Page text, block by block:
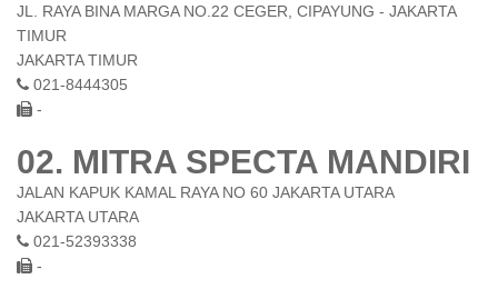
JL. RAYA BINA MARGA NO.22 CEGER, CIPAYUNG - JAKARTA
TIMUR
JAKARTA TIMUR
021-8444305
-
02. MITRA SPECTA MANDIRI
JALAN KAPUK KAMAL RAYA NO 60 JAKARTA UTARA
JAKARTA UTARA
021-52393338
-